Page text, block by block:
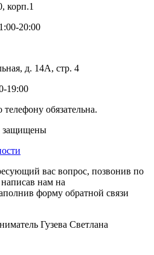
корп.1
20:00
д. 14А, стр. 4
19:00
обязательна.
защищены
вас вопрос, позвонив по
нам на
форму обратной связи
Гузева Светлана